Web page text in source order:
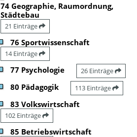
74 Geographie, Raumordnung,
Städtebau
21 Einträge
76 Sportwissenschaft
14 Einträge
77 Psychologie 26 Einträge
80 Pädagogik 113 Einträge
83 Volkswirtschaft
102 Einträge
85 Betriebswirtschaft